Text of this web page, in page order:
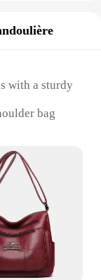
with a sturdy
bag
yet
a